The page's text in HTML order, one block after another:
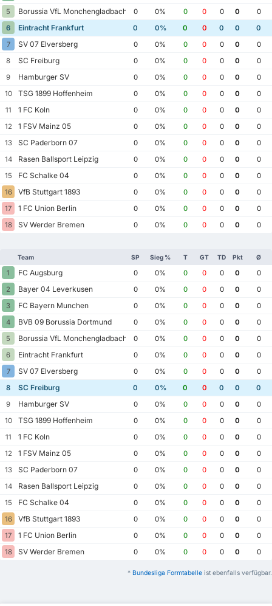
5
Borussia VfL Monchengladbach 0 0% 0 0 0 0
0
6
Eintracht Frankfurt 0 0% 0 0 0 0
0
7
SV 07 Elversberg 0 0% 0 0 0 0
0
8
SC Freiburg 0 0% 0 0 0 0
0
9
Hamburger SV 0 0% 0 0 0 0
0
10
TSG 1899 Hoffenheim 0 0% 0 0 0 0
0
11
1 FC Koln 0 0% 0 0 0 0
0
12
1 FSV Mainz 05 0 0% 0 0 0 0
0
13
SC Paderborn 07 0 0% 0 0 0 0
0
14
Rasen Ballsport Leipzig 0 0% 0 0 0 0
0
15
FC Schalke 04 0 0% 0 0 0 0
0
16
VfB Stuttgart 1893 0 0% 0 0 0 0
0
17
1 FC Union Berlin 0 0% 0 0 0 0
0
18
SV Werder Bremen 0 0% 0 0 0 0 0
Team SP Sieg % T GT TD Pkt Ø
1 FC Augsburg 0 0% 0 0 0 0
0
2
Bayer 04 Leverkusen 0 0% 0 0 0 0
0
3
FC Bayern Munchen 0 0% 0 0 0 0
0
4
BVB 09 Borussia Dortmund 0 0% 0 0 0 0
0
5
Borussia VfL Monchengladbach 0 0% 0 0 0 0
0
6
Eintracht Frankfurt 0 0% 0 0 0 0
0
7
SV 07 Elversberg 0 0% 0 0 0 0
0
8
SC Freiburg 0 0% 0 0 0 0
0
9
Hamburger SV 0 0% 0 0 0 0
0
10
TSG 1899 Hoffenheim 0 0% 0 0 0 0
0
11
1 FC Koln 0 0% 0 0 0 0
0
12
1 FSV Mainz 05 0 0% 0 0 0 0
0
13
SC Paderborn 07 0 0% 0 0 0 0
0
14
Rasen Ballsport Leipzig 0 0% 0 0 0 0
0
15
FC Schalke 04 0 0% 0 0 0 0
0
16
VfB Stuttgart 1893 0 0% 0 0 0 0
0
17
1 FC Union Berlin 0 0% 0 0 0 0
0
18
SV Werder Bremen 0 0% 0 0 0 0 0
* Bundesliga Formtabelle ist ebenfalls verfügbar.